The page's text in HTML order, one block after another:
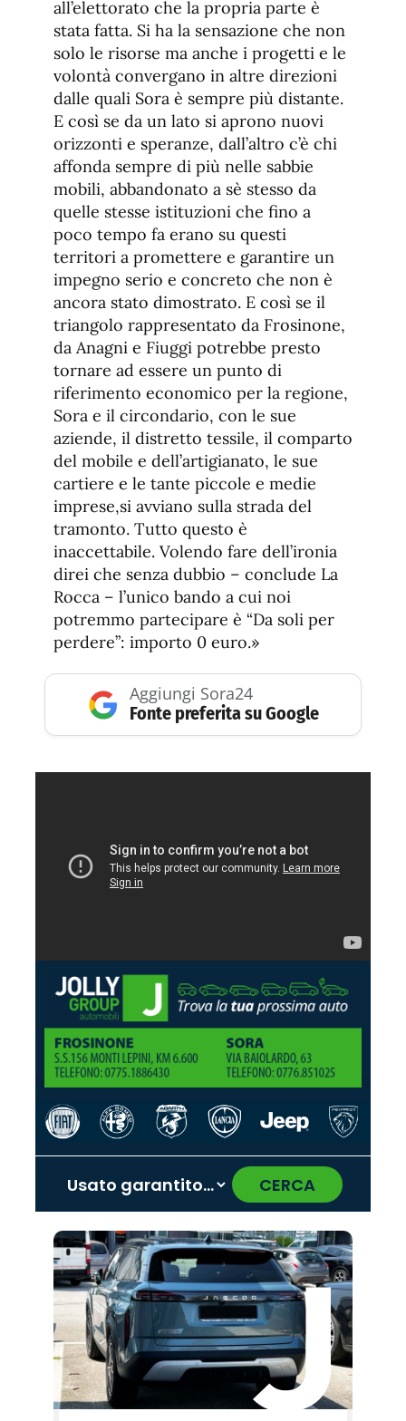
all’elettorato che la propria parte è
stata fatta. Si ha la sensazione che non
solo le risorse ma anche i progetti e le
volontà convergano in altre direzioni
dalle quali Sora è sempre più distante.
E così se da un lato si aprono nuovi
orizzonti e speranze, dall’altro c’è chi
affonda sempre di più nelle sabbie
mobili, abbandonato a sè stesso da
quelle stesse istituzioni che fino a
poco tempo fa erano su questi
territori a promettere e garantire un
impegno serio e concreto che non è
ancora stato dimostrato. E così se il
triangolo rappresentato da Frosinone,
da Anagni e Fiuggi potrebbe presto
tornare ad essere un punto di
riferimento economico per la regione,
Sora e il circondario, con le sue
aziende, il distretto tessile, il comparto
del mobile e dell’artigianato, le sue
cartiere e le tante piccole e medie
imprese,si avviano sulla strada del
tramonto. Tutto questo è
inaccettabile. Volendo fare dell’ironia
direi che senza dubbio – conclude La
Rocca – l’unico bando a cui noi
potremmo partecipare è “Da soli per
perdere”: importo 0 euro.»
Aggiungi Sora24
Fonte preferita su Google
CERCA
Promo
Seat
Promo
Omoda
Promo
Lancia
Promo
Abarth
Promo
Citroën
Promo
Peugeot
Promo
Mazda
Promo
Jaecoo
Promo
Cupra
Promo
Jeep
Promo
Opel
Promo
Alfa
Romeo
Promo
Land
Rover
Promo
Fiat
Promo
Hyundai
‹ ›